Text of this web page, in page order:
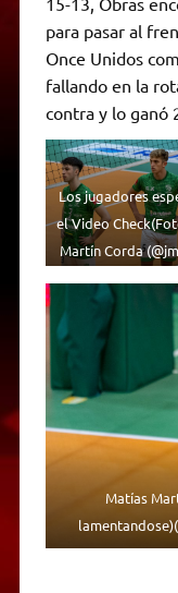
para pasar al
Once Unidos
fallando en la
contra y lo ganó
Los jugadores
el Video
Martín Corda
Matías